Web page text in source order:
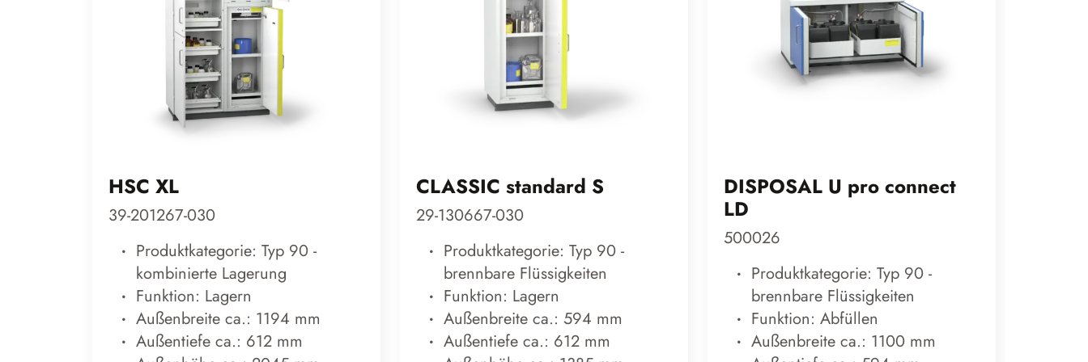
HSC XL
39-201267-030
Produktkategorie: Typ 90 -
kombinierte Lagerung
Funktion: Lagern
Außenbreite ca.: 1194 mm
Außentiefe ca.: 612 mm
CLASSIC standard S
29-130667-030
Produktkategorie: Typ 90 -
brennbare Flüssigkeiten
Funktion: Lagern
Außenbreite ca.: 594 mm
Außentiefe ca.: 612 mm
DISPOSAL U pro connect
LD
500026
Produktkategorie: Typ 90 -
brennbare Flüssigkeiten
Funktion: Abfüllen
Außenbreite ca.: 1100 mm